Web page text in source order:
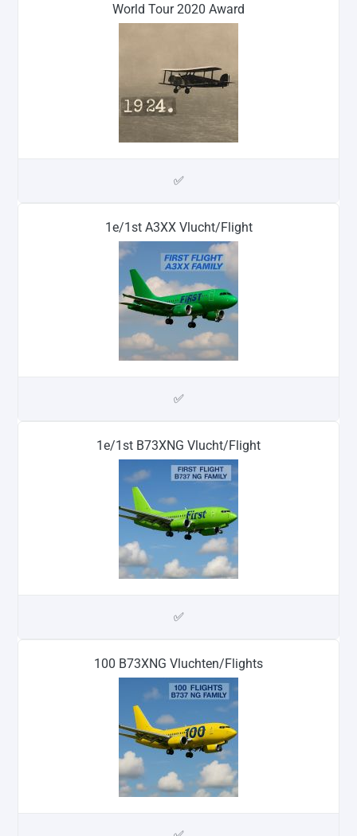
World Tour 2020 Award
✅
1e/1st A3XX Vlucht/Flight
✅
1e/1st B73XNG Vlucht/Flight
✅
100 B73XNG Vluchten/Flights